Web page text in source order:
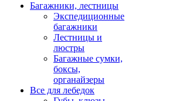
Багажники, лестницы
Экспедиционные
багажники
Лестницы и
люстры
Багажные сумки,
боксы,
органайзеры
Все для лебедок